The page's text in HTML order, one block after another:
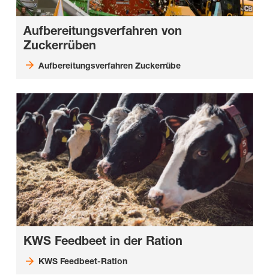
Aufbereitungsverfahren von
Zuckerrüben
Aufbereitungsverfahren Zuckerrübe
KWS Feedbeet in der Ration
KWS Feedbeet-Ration